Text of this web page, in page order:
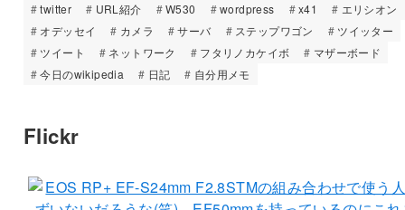
twitter
URL紹介 W530 wordpress x41
エリシオン
オデッセイ
カメラ サーバ ステップワゴン
ツイッター
ツイート
ネットワーク フタリノカケイボ
マザーボード
今日のwikipedia
日記 自分用メモ
Flickr